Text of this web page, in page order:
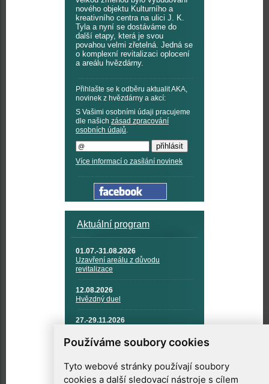
Používáme soubory cookies
Tyto webové stránky používají soubory
cookies a další sledovací nástroje s cílem
nového objektu Kulturního a
kreativního centra na ulici J. K.
Tyla a nyní se dostáváme do
další etapy, která je svou
povahou velmi zřetelná. Jedná se
o komplexní revitalizaci oplocení
a areálu hvězdárny.
Přihlašte se k odběru aktualit AKA,
novinek z hvězdárny a akcí:
S Vašimi osobními údaji pracujeme
dle našich zásad zpracování
osobních údajů
Více informací o zasílání novinek
Aktuální program
01.07.-31.08.2026
Uzavření areálu z důvodu
revitalizace
12.08.2026
Hvězdný duel
27.-29.11.2026
TECHNIKA A KOSMICKÉ
TECHNOLOGIE